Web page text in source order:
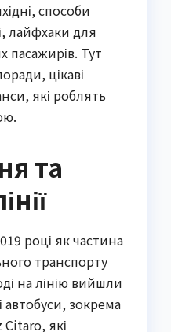
способи
лайфхаки для
пасажирів. Тут
цікаві
які роблять
та
році як частина
транспорту
на лінію вийшли
автобуси, зокрема
які